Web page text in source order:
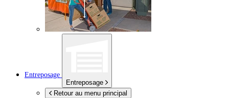
Entreposage
Entreposage
Retour au menu principal